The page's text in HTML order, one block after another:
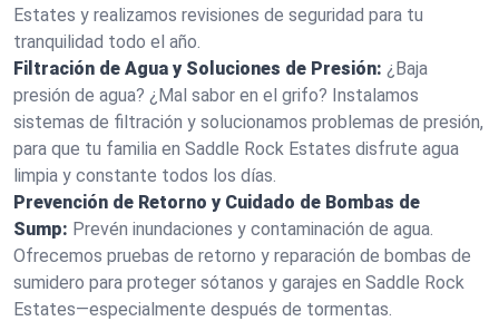
Estates y realizamos revisiones de seguridad para tu
tranquilidad todo el año.
Filtración de Agua y Soluciones de Presión: ¿Baja
presión de agua? ¿Mal sabor en el grifo? Instalamos
sistemas de filtración y solucionamos problemas de presión,
para que tu familia en Saddle Rock Estates disfrute agua
limpia y constante todos los días.
Prevención de Retorno y Cuidado de Bombas de
Sump: Prevén inundaciones y contaminación de agua.
Ofrecemos pruebas de retorno y reparación de bombas de
sumidero para proteger sótanos y garajes en Saddle Rock
Estates—especialmente después de tormentas.